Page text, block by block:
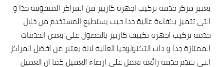
يعتبر مركز خدمة تركيب اجهزة كاريير من المراكز المتفوقة جدا و
التى تتميز بكفاءة عالية جدا حيث يستطيع المستخدم من خلال
خدمة تركيب اجهزة تكييف كاريير بالحصول على بعض الخدمات
الممتازة جدا و ذات التكنولوجيا العالية لانة يعتبر من افضل المراكز
التى تقدم خدمة رائعة تعمل على ارضاء العميل كما ان العميل